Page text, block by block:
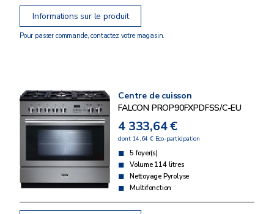
Informations sur le produit
Pour passer commande, contactez votre magasin.
Centre de cuisson
FALCON PROP90FXPDFSS/C-EU
4 333,64 €
dont 14,64 € Eco-participation
5 foyer(s)
Volume 114 litres
Nettoyage Pyrolyse
Multifonction